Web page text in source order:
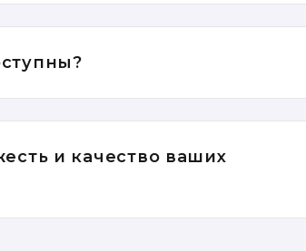
и качество ваших